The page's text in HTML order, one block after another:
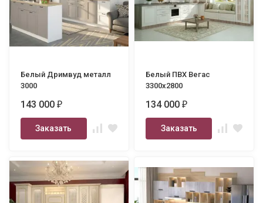
Белый Дримвуд металл
3000
143 000₽
Заказать
Белый ПВХ Вегас
3300х2800
134 000₽
Заказать